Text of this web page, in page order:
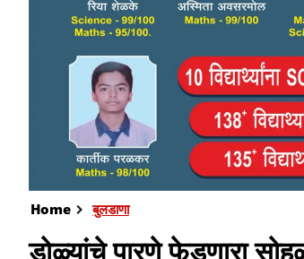
Home बुलडाणा
डोळ्यांचे पारणे फेडणारा